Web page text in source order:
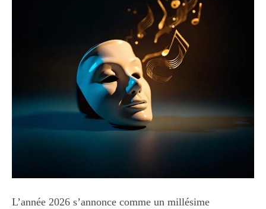
L’année 2026 s’annonce comme un millésime